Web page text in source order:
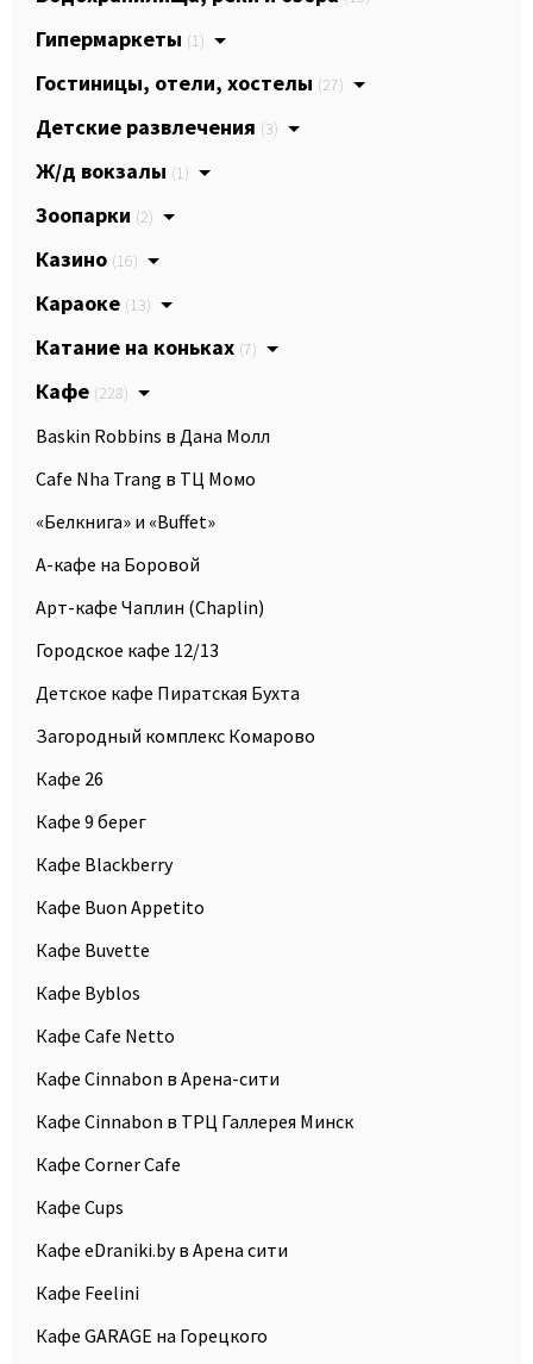
Гипермаркеты (1)
Гостиницы, отели, хостелы (27)
Детские развлечения (3)
Ж/д вокзалы (1)
Зоопарки (2)
Казино (16)
Караоке (13)
Катание на коньках (7)
Кафе (228)
Baskin Robbins в Дана Молл
Cafe Nha Trang в ТЦ Момо
«Белкнига» и «Buffet»
А-кафе на Боровой
Арт-кафе Чаплин (Chaplin)
Городское кафе 12/13
Детское кафе Пиратская Бухта
Загородный комплекс Комарово
Кафе 26
Кафе 9 берег
Кафе Blackberry
Кафе Buon Appetito
Кафе Buvette
Кафе Byblos
Кафе Cafe Netto
Кафе Cinnabon в Арена-сити
Кафе Cinnabon в ТРЦ Галлерея Минск
Кафе Corner Cafe
Кафе Cups
Кафе eDraniki.by в Арена сити
Кафе Feelini
Кафе GARAGE на Горецкого